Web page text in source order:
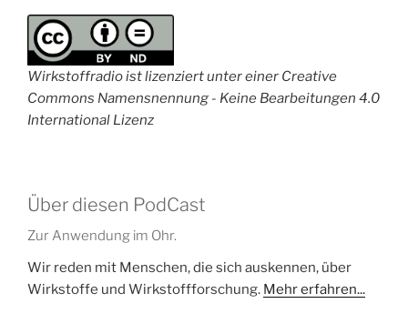
Wirkstoffradio ist lizenziert unter einer Creative
Commons Namensnennung - Keine Bearbeitungen 4.0
International Lizenz
Über diesen PodCast
Zur Anwendung im Ohr.
Wir reden mit Menschen, die sich auskennen, über
Wirkstoffe und Wirkstoffforschung. Mehr erfahren...